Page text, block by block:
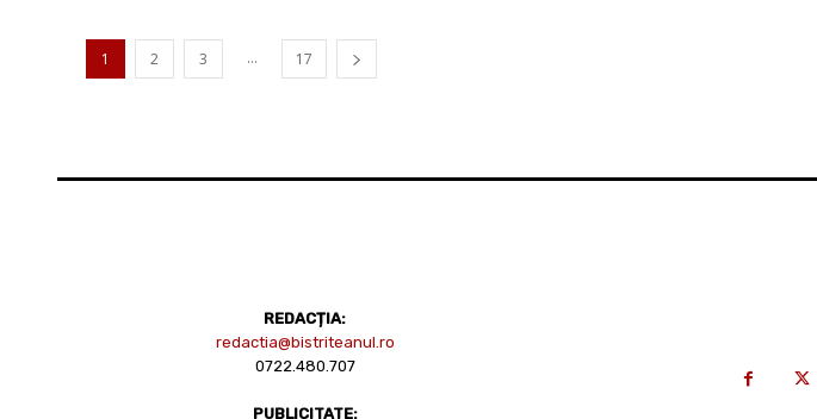
1 2 3 ... 17
REDACȚIA:
redactia@bistriteanul.ro
0722.480.707
PUBLICITATE: